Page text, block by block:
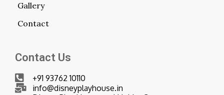
Gallery
Contact
Contact Us
+91 93762 10110
info@disneyplayhouse.in